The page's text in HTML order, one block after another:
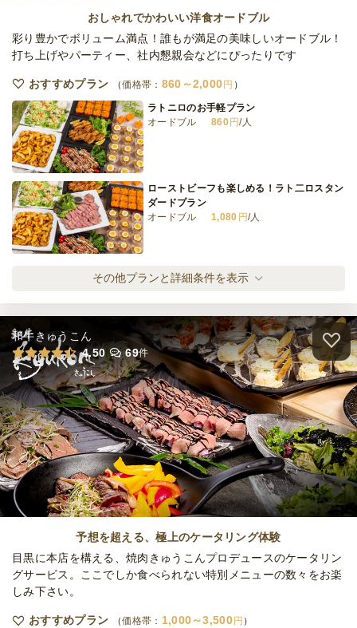
オードブル
1,600
オードブル
締切 3日前19時
※定休日を除く営業日換算
定休日 日
最低ご注文金額 12,000円
おしゃれでかわいい洋食オードブル
彩り豊かでボリューム満点！誰もが満足の美味しいオードブル！
打ち上げやパーティー、社内懇親会などにぴったりです
おすすめプラン 価格帯： 860～2,000 円
ラトニロのお手軽プラン
オードブル
860 円/人
ローストビーフも楽しめる！ラト二ロスタン
ダードプラン
オードブル
1,080 円/人
大満足！ラト二ロボリュームプラン
オードブル
1,290円/人
ローストビーフ&ハンバーグ！お肉がデラッ
クスプラン
オードブル
1,500円/人
ラトニロ一押し！満点スペシャルプラン
オードブル
2,000円/人
全てのプランを見る（5件）
締切 1日前12時
定休日 日・土・祝
最低ご注文金額
その他プランと詳細条件を表示
和牛きゅうこん
4.50
69件
予想を超える、極上のケータリング体験
目黒に本店を構える、焼肉きゅうこんプロデュースのケータリン
グサービス。ここでしか食べられない特別メニューの数々をお楽
しみ下さい。
おすすめプラン 価格帯： 1,000～3,500 円